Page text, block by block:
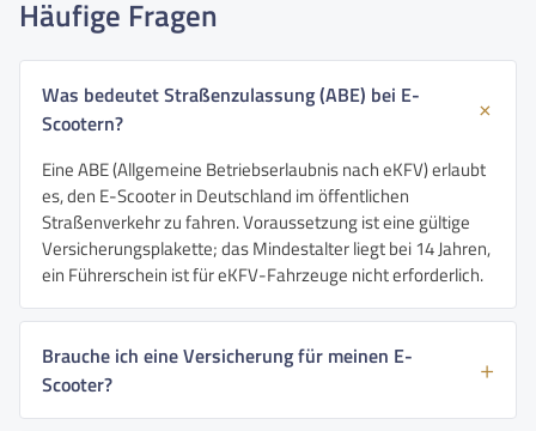
Häufige Fragen
Was bedeutet Straßenzulassung (ABE) bei E-
Scootern?
Eine ABE (Allgemeine Betriebserlaubnis nach eKFV) erlaubt
es, den E-Scooter in Deutschland im öffentlichen
Straßenverkehr zu fahren. Voraussetzung ist eine gültige
Versicherungsplakette; das Mindestalter liegt bei 14 Jahren,
ein Führerschein ist für eKFV-Fahrzeuge nicht erforderlich.
Brauche ich eine Versicherung für meinen E-
Scooter?